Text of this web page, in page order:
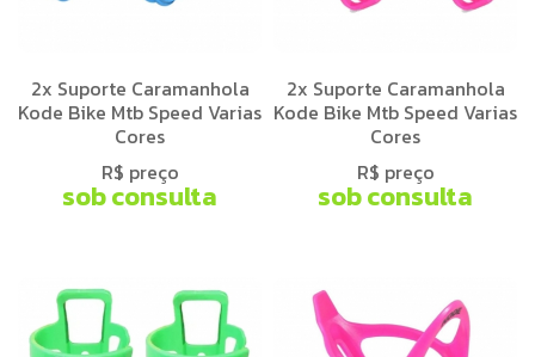
2x Suporte Caramanhola
Kode Bike Mtb Speed Varias
Cores
R$ preço
sob consulta
2x Suporte Caramanhola
Kode Bike Mtb Speed Varias
Cores
R$ preço
sob consulta